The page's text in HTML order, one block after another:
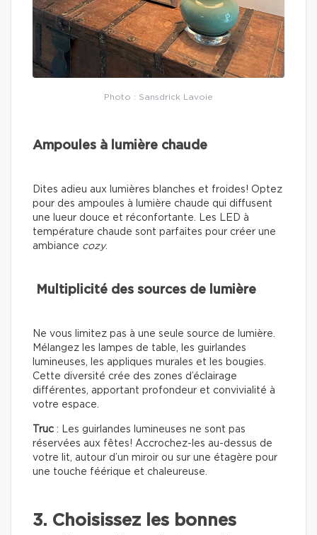
Photo : Sansdrick Lavoie
Ampoules à lumière chaude
Dites adieu aux lumières blanches et froides! Optez
pour des ampoules à lumière chaude qui diffusent
une lueur douce et réconfortante. Les LED à
température chaude sont parfaites pour créer une
ambiance cozy.
Multiplicité des sources de lumière
Ne vous limitez pas à une seule source de lumière.
Mélangez les lampes de table, les guirlandes
lumineuses, les appliques murales et les bougies.
Cette diversité crée des zones d’éclairage
différentes, apportant profondeur et convivialité à
votre espace.
Truc : Les guirlandes lumineuses ne sont pas
réservées aux fêtes! Accrochez-les au-dessus de
votre lit, autour d’un miroir ou sur une étagère pour
une touche féérique et chaleureuse.
3. Choisissez les bonnes